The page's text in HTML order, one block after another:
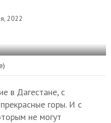
2022
в Дагестане, с
горы. И с
не могут